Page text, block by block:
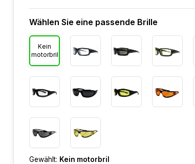
Wählen Sie eine passende Brille
Kein
motorbril
Gewählt: Kein motorbril